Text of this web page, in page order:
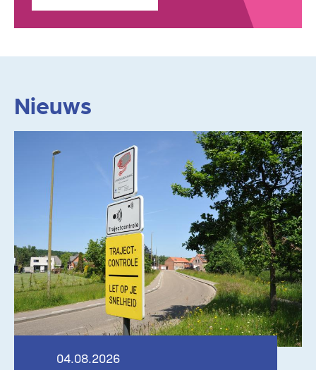
Nieuws
Lees meer04.08.2026